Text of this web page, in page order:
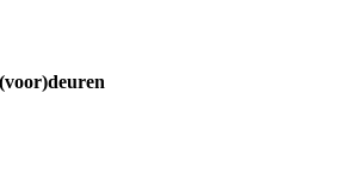
(voor)deuren